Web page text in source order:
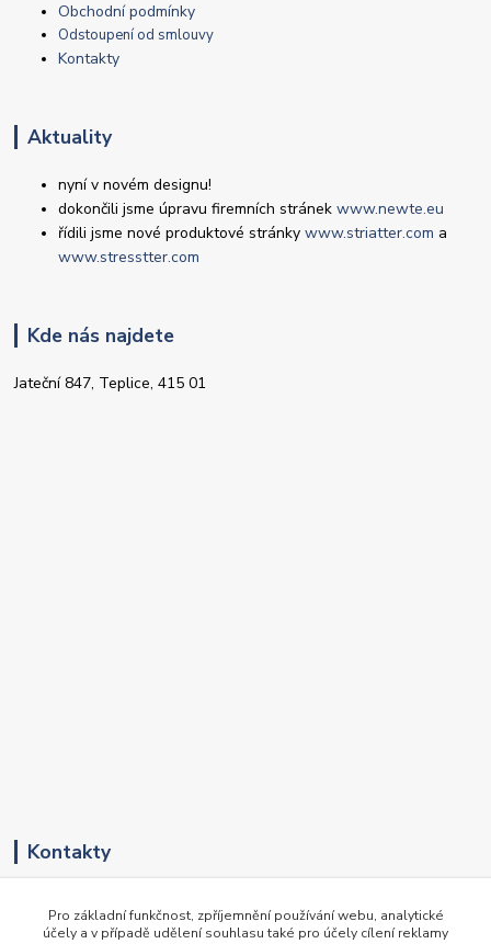
Obchodní podmínky
Odstoupení od smlouvy
Kontakty
Aktuality
nyní v novém designu!
dokončili jsme úpravu firemních stránekwww.newte.eu
řídili jsme nové produktové stránkywww.striatter.com a
www.stresstter.com
Kde nás najdete
Jateční 847, Teplice, 415 01
Kontakty
+420 417 536 531
(Pondělí-Pátek, 8-16 hod.)
Pro základní funkčnost, zpříjemnění používání webu, analytické
účely a v případě udělení souhlasu také pro účely cílení reklamy